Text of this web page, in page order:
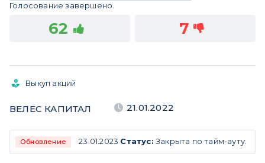
Голосование завершено.
62 7
Выкуп акций
ВЕЛЕС КАПИТАЛ 21.01.2022
Обновление 23.01.2023 Статус: Закрыта по тайм-ауту.